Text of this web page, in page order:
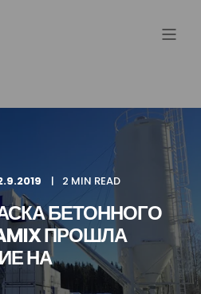
2 MIN READ
БЕТОННОГО
ПРОШЛА
НА